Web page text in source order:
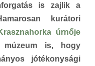
is zajlik a
kurátori
úrnője
is, hogy
jótékonysági